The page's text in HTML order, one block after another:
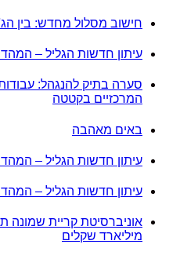
חישוב מסלול מחדש: בין
עיתון חדשות הגליל –
סערה בתיק להנגהל:
המרכזיים בקטטה
באים מאהבה
עיתון חדשות הגליל –
עיתון חדשות הגליל –
אוניברסיטת קריית שמונה
מיליארד שקלים